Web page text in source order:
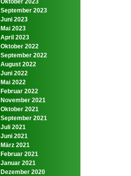
Oktober 2023
September 2023
Juni 2023
Mai 2023
April 2023
Oktober 2022
September 2022
August 2022
Juni 2022
Mai 2022
Februar 2022
November 2021
Oktober 2021
September 2021
Juli 2021
Juni 2021
März 2021
Februar 2021
Januar 2021
Dezember 2020